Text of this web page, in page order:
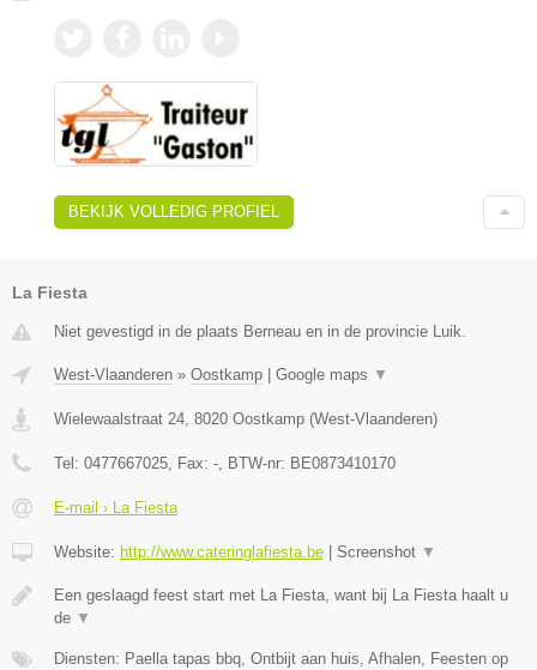
BEKIJK VOLLEDIG PROFIEL
La Fiesta
Niet gevestigd in de plaats Berneau en in de provincie Luik.
West-Vlaanderen » Oostkamp Google maps ▼
Wielewaalstraat 24 8020 Oostkamp (West-Vlaanderen)
Tel: 0477667025 , Fax: - , BTW-nr: BE0873410170
E-mail › La Fiesta
Website: http://www.cateringlafiesta.be Screenshot ▼
Een geslaagd feest start met La Fiesta, want bij La Fiesta haalt u
de ▼
Diensten: Paella tapas bbq, Ontbijt aan huis, Afhalen, Feesten op